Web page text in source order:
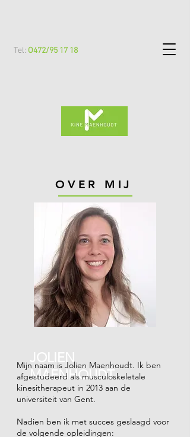
Tel: O472/95 17 18
OVER MIJ
JOLIEN
MAENHOUDT
Mijn naam is Jolien Maenhoudt. Ik ben
afgestudeerd als musculoskeletale
kinesitherapeut in 2013 aan de
universiteit van Gent.
Nadien ben ik met succes geslaagd voor
de volgende opleidingen: